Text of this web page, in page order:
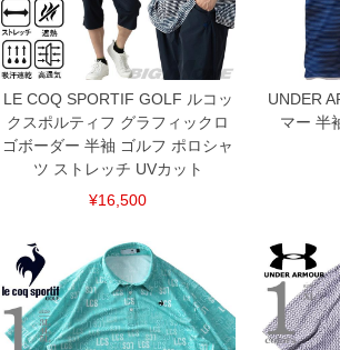
上の品が対象。1本5,999円以下の商品は有料（500円+税）
出荷まで約1週間～20日間程お時間を頂く場合がございます
尚、裾上げした商品は返品・交換不可となりますので、予
一部、お直しに対応出来ない商品がございます。(例：裾に
いている、極端なデザインが施されている等)
※商品によって若干のサイズの誤差がございます。また、
ンピュータ画面）によって、商品の色味が若干異なる場合
ください。
※当店での掲載商品は、実店鋪と在庫を共用しております
舗からのお取り寄せ等により、お客様にご迷惑をお掛け
す。そのようなことがない様最大限に努めておりますが、
ITEM INTRODUCTION
LE COQ SPORTIF GOLF ルコッ
クスポルティフ グラフィックロ
ゴボーダー 半袖 ゴルフ ポロシャ
ツ ストレッチ UVカット
¥16,500
UNDER
マー 半